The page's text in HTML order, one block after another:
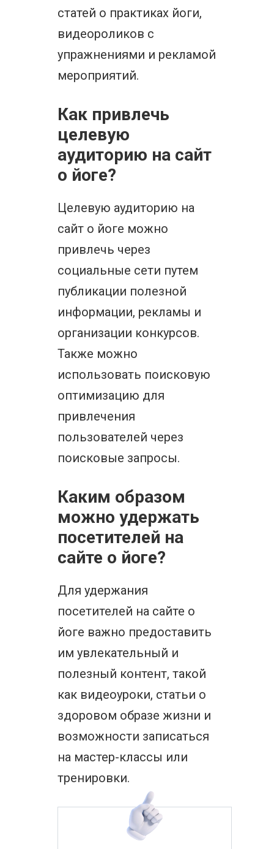
статей о практиках йоги,
видеороликов с
упражнениями и рекламой
мероприятий.
Как привлечь
целевую
аудиторию на сайт
о йоге?
Целевую аудиторию на
сайт о йоге можно
привлечь через
социальные сети путем
публикации полезной
информации, рекламы и
организации конкурсов.
Также можно
использовать поисковую
оптимизацию для
привлечения
пользователей через
поисковые запросы.
Каким образом
можно удержать
посетителей на
сайте о йоге?
Для удержания
посетителей на сайте о
йоге важно предоставить
им увлекательный и
полезный контент, такой
как видеоуроки, статьи о
здоровом образе жизни и
возможности записаться
на мастер-классы или
тренировки.